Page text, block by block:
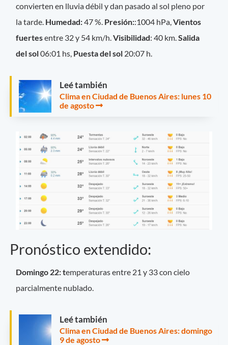
convierten en lluvia débil y dan pasado al sol pleno por
la tarde. Humedad:47 %. Presión::1004 hPa,Vientos
fuertesentre 32 y 54 km/h.Visibilidad: 40 km.Salida
del sol06:01 hs, Puesta del sol 20:07 h.
Leé también
Clima en Ciudad de Buenos Aires: lunes 10
de agosto
Pronóstico extendido:
Domingo 22: temperaturas entre 21 y 33 con cielo
parcialmente nublado.
Leé también
Clima en Ciudad de Buenos Aires: domingo
9 de agosto